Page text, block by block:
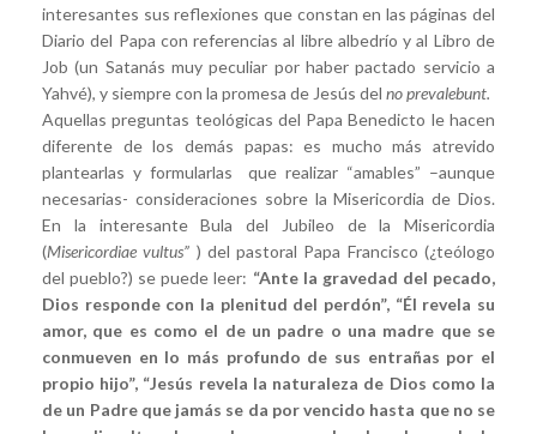
interesantes sus reflexiones que constan en las páginas del
Diario del Papa con referencias al libre albedrío y al Libro de
Job (un Satanás muy peculiar por haber pactado servicio a
Yahvé), y siempre con la promesa de Jesús del no prevalebunt.
Aquellas preguntas teológicas del Papa Benedicto le hacen
diferente de los demás papas: es mucho más atrevido
plantearlas y formularlas que realizar “amables” –aunque
necesarias- consideraciones sobre la Misericordia de Dios.
En la interesante Bula del Jubileo de la Misericordia
(Misericordiae vultus” ) del pastoral Papa Francisco (¿teólogo
del pueblo?) se puede leer: “Ante la gravedad del pecado,
Dios responde con la plenitud del perdón”, “Él revela su
amor, que es como el de un padre o una madre que se
conmueven en lo más profundo de sus entrañas por el
propio hijo”, “Jesús revela la naturaleza de Dios como la
de un Padre que jamás se da por vencido hasta que no se